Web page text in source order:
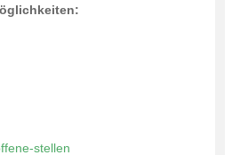
stellen